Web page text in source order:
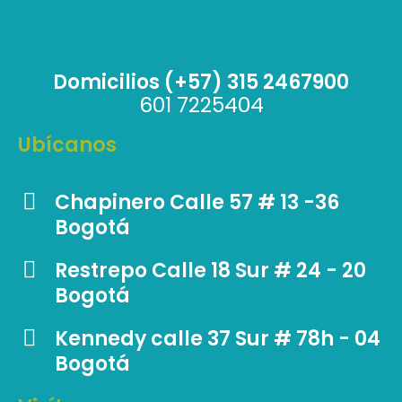
Domicilios (+57) 315 2467900
601 7225404
Ubícanos
Chapinero Calle 57 # 13 -36
Bogotá
Restrepo Calle 18 Sur # 24 - 20
Bogotá
Kennedy calle 37 Sur # 78h - 04
Bogotá